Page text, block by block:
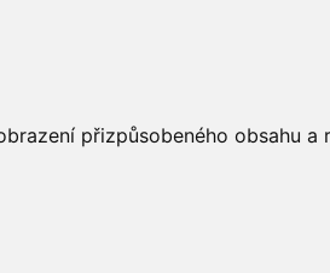
přizpůsobeného obsahu a